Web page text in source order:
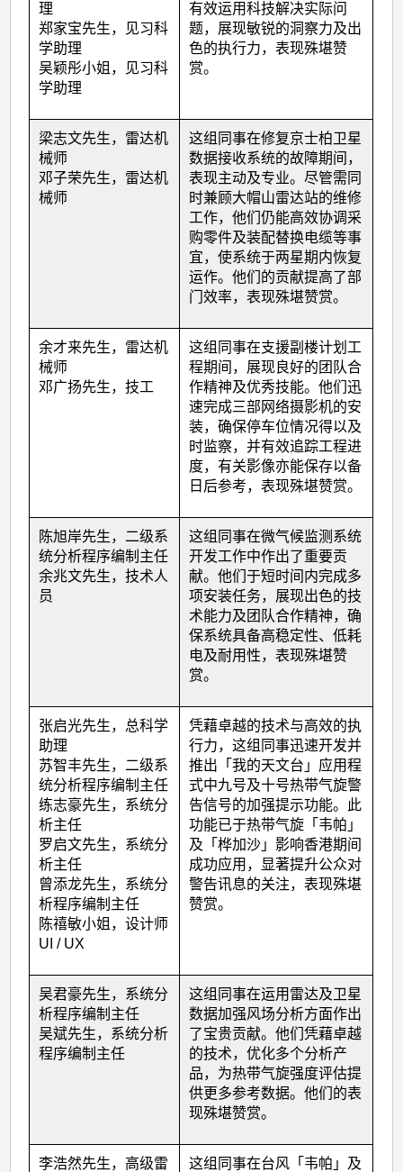
理
郑家宝先生，见习科
学助理
吴颖彤小姐，见习科
学助理
有效运用科技解决实际问
题，展现敏锐的洞察力及出
色的执行力，表现殊堪赞
赏。
梁志文先生，雷达机
械师
邓子荣先生，雷达机
械师
这组同事在修复京士柏卫星
数据接收系统的故障期间，
表现主动及专业。尽管需同
时兼顾大帽山雷达站的维修
工作，他们仍能高效协调采
购零件及装配替换电缆等事
宜，使系统于两星期内恢复
运作。他们的贡献提高了部
门效率，表现殊堪赞赏。
余才来先生，雷达机
械师
邓广扬先生，技工
这组同事在支援副楼计划工
程期间，展现良好的团队合
作精神及优秀技能。他们迅
速完成三部网络摄影机的安
装，确保停车位情况得以及
时监察，并有效追踪工程进
度，有关影像亦能保存以备
日后参考，表现殊堪赞赏。
陈旭岸先生，二级系
统分析程序编制主任
余兆文先生，技术人
员
这组同事在微气候监测系统
开发工作中作出了重要贡
献。他们于短时间内完成多
项安装任务，展现出色的技
术能力及团队合作精神，确
保系统具备高稳定性、低耗
电及耐用性，表现殊堪赞
赏。
张启光先生，总科学
助理
苏智丰先生，二级系
统分析程序编制主任
练志豪先生，系统分
析主任
罗启文先生，系统分
析主任
曾添龙先生，系统分
析程序编制主任
陈禧敏小姐，设计师
UI / UX
凭藉卓越的技术与高效的执
行力，这组同事迅速开发并
推出「我的天文台」应用程
式中九号及十号热带气旋警
告信号的加强提示功能。此
功能已于热带气旋「韦帕」
及「桦加沙」影响香港期间
成功应用，显著提升公众对
警告讯息的关注，表现殊堪
赞赏。
吴君豪先生，系统分
析程序编制主任
吴斌先生，系统分析
程序编制主任
这组同事在运用雷达及卫星
数据加强风场分析方面作出
了宝贵贡献。他们凭藉卓越
的技术，优化多个分析产
品，为热带气旋强度评估提
供更多参考数据。他们的表
现殊堪赞赏。
李浩然先生，高级雷 这组同事在台风「韦帕」及